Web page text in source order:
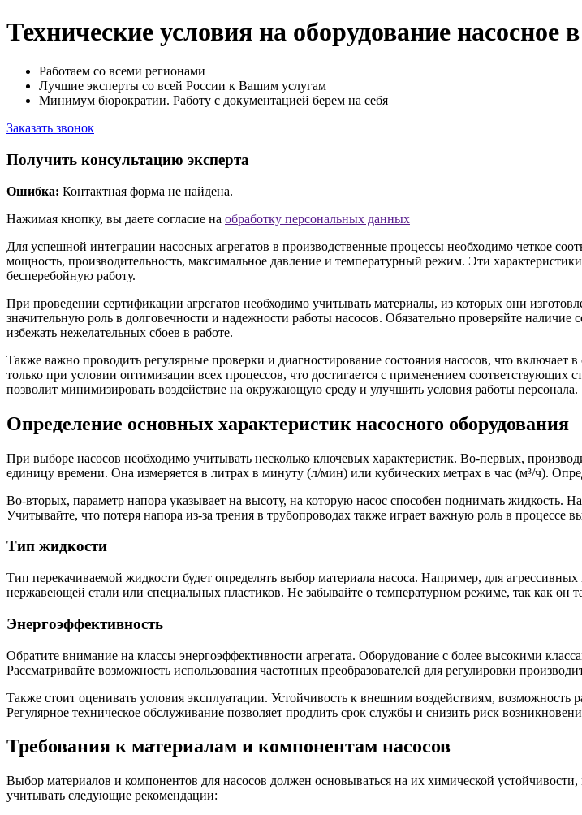
Технические условия на оборудование насосное
Работаем со всеми регионами
Лучшие эксперты со всей России к Вашим услугам
Минимум бюрократии. Работу с документацией берем на себя
Заказать звонок
Получить консультацию эксперта
Ошибка: Контактная форма не найдена.
Нажимая кнопку, вы даете согласие на обработку персональных данных
Для успешной интеграции насосных агрегатов в производственные процессы необходимо четкое
мощность, производительность, максимальное давление и температурный режим. Эти
бесперебойную работу.
При проведении сертификации агрегатов необходимо учитывать материалы, из которых они
значительную роль в долговечности и надежности работы насосов. Обязательно проверяйте
избежать нежелательных сбоев в работе.
Также важно проводить регулярные проверки и диагностирование состояния насосов, что
только при условии оптимизации всех процессов, что достигается с применением
позволит минимизировать воздействие на окружающую среду и улучшить условия работы персонала.
Определение основных характеристик насосного оборудования
При выборе насосов необходимо учитывать несколько ключевых характеристик. Во-первых,
единицу времени. Она измеряется в литрах в минуту (л/мин) или кубических метрах в час (м³/ч).
Во-вторых, параметр напора указывает на высоту, на которую насос способен поднимать жидкость.
Учитывайте, что потеря напора из-за трения в трубопроводах также играет важную роль в процессе
Тип жидкости
Тип перекачиваемой жидкости будет определять выбор материала насоса. Например, для
нержавеющей стали или специальных пластиков. Не забывайте о температурном режиме, так как он
Энергоэффективность
Обратите внимание на классы энергоэффективности агрегата. Оборудование с более высокими
Рассматривайте возможность использования частотных преобразователей для регулировки
Также стоит оценивать условия эксплуатации. Устойчивость к внешним воздействиям,
Регулярное техническое обслуживание позволяет продлить срок службы и снизить риск
Требования к материалам и компонентам насосов
Выбор материалов и компонентов для насосов должен основываться на их химической
учитывать следующие рекомендации: